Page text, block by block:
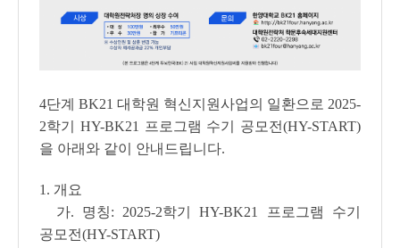
4단계 BK21 대학원 혁신지원사업의 일환으로 2025-
2학기 HY-BK21 프로그램 수기 공모전(HY-START)
을 아래와 같이 안내드립니다.
1. 개요
가. 명칭: 2025-2학기 HY-BK21 프로그램 수기
공모전(HY-START)